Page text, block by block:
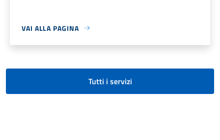
VAI ALLA PAGINA
Tutti i servizi